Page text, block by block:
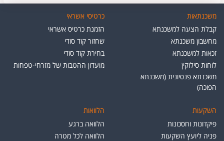
משכנתאות
קבלת הצעה למשכנתא
מחשבון משכנתא
זכאות למשכנתא
לוחות סילוקין
משכנתא פנסיונית (משכנתא
הפוכה)
כרטיסי אשראי
הזמנת כרטיס אשראי
שחזור קוד סודי
בחירת קוד סודי
מועדון ההטבות של מזרחי-טפחות
השקעות
פיקדונות וחסכונות
פניה ליועץ השקעות
הלוואות
הלוואה ברגע
הלוואה לכל מטרה